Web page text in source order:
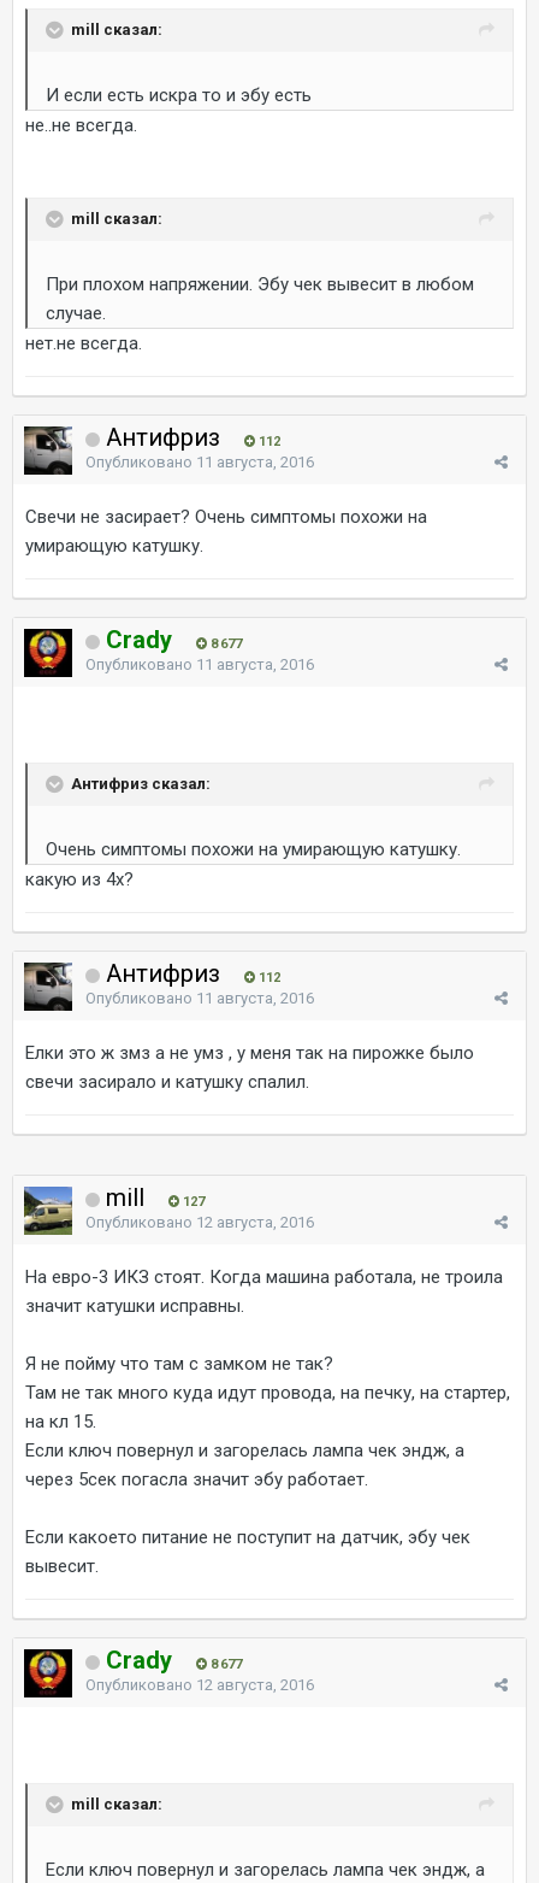
mill сказал:
И если есть искра то и эбу есть
не..не всегда.
mill сказал:
При плохом напряжении. Эбу чек вывесит в любом
случае.
нет.не всегда.
Антифриз 112
Опубликовано 11 августа, 2016
Свечи не засирает? Очень симптомы похожи на
умирающую катушку.
Crady 8 677
Опубликовано 11 августа, 2016
Антифриз сказал:
Очень симптомы похожи на умирающую катушку.
какую из 4х?
Антифриз 112
Опубликовано 11 августа, 2016
Елки это ж змз а не умз , у меня так на пирожке было
свечи засирало и катушку спалил.
mill 127
Опубликовано 12 августа, 2016
На евро-3 ИКЗ стоят. Когда машина работала, не троила
значит катушки исправны.
Я не пойму что там с замком не так?
Там не так много куда идут провода, на печку, на стартер,
на кл 15.
Если ключ повернул и загорелась лампа чек эндж, а
через 5сек погасла значит эбу работает.
Если какоето питание не поступит на датчик, эбу чек
вывесит.
Crady 8 677
Опубликовано 12 августа, 2016
mill сказал:
Если ключ повернул и загорелась лампа чек эндж, а